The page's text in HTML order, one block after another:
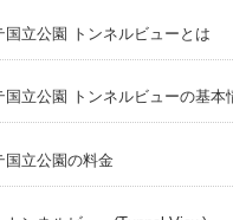
国立公園 トンネルビューとは
国立公園 トンネルビューの基本
国立公園の料金